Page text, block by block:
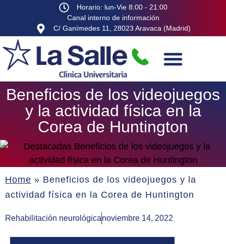
Horario: lun-Vie 8:00 - 21:00
Canal interno de información
C/ Ganímedes 11, 28023 Aravaca (Madrid)
Beneficios de los videojuegos
y la actividad física en la
Corea de Huntington
Home » Beneficios de los videojuegos y la
actividad física en la Corea de Huntington
Rehabilitación neurológicanoviembre 14, 2022